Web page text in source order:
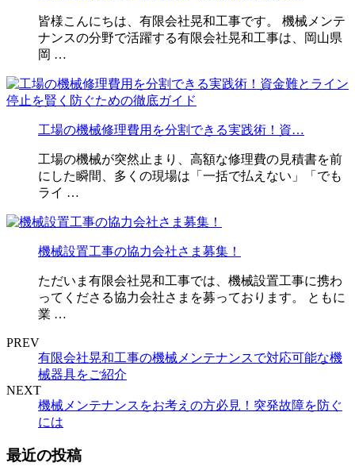
皆様こんにちは、有限会社晃和工事です。 機械メンテ
ナンスの分野で活躍する有限会社晃和工事は、岡山県
岡 …
工場の機械修理費用を分割できる実践術！資…
工場の機械が突然止まり、高額な修理費の見積書を前
にした瞬間、多くの現場は「一括で払えない」「でも
ライ …
機械設置工事の協力会社さま募集！
ただいま有限会社晃和工事では、機械設置工事に携わ
ってくださる協力会社さまを募っております。 ともに
業 …
PREV
有限会社晃和工事の機械メンテナンスで対応可能な機
械器具をご紹介
NEXT
機械メンテナンスをお考えの方必見！突発故障を防ぐ
には
最近の投稿